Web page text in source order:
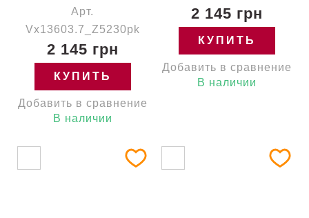
Арт.
Vx13603.7_Z5230pk
2 145 грн
КУПИТЬ
Добавить в сравнение
В наличии
2 145 грн
КУПИТЬ
Добавить в сравнение
В наличии